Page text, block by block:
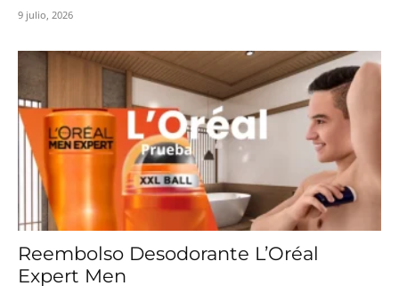
9 julio, 2026
Reembolso Desodorante L’Oréal
Expert Men